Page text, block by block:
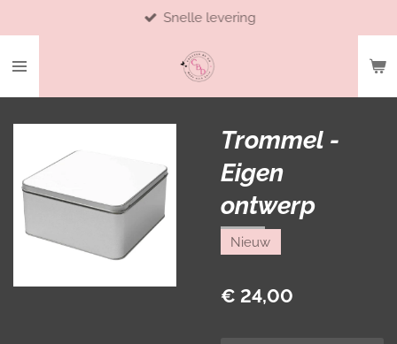
naar
Snelle levering
Trommel -
Eigen
ontwerp
Nieuw
€ 24,00